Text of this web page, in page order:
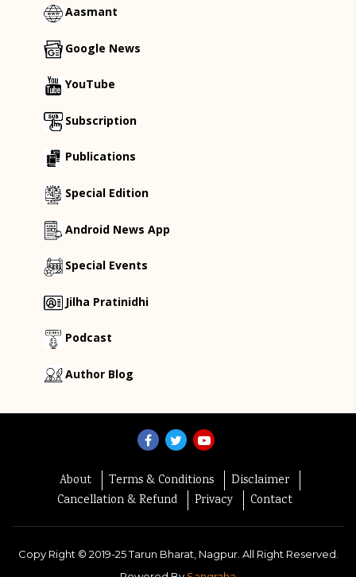
Aasmant
Google News
YouTube
Subscription
Publications
Special Edition
Android News App
Special Events
Jilha Pratinidhi
Podcast
Author Blog
About Terms & Conditions
Disclaimer
Cancellation & Refund
Privacy Contact
Copy Right © 2019-25Tarun Bharat, Nagpur. All Right Reserved.